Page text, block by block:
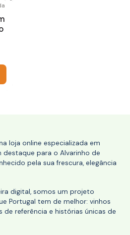
loja online especializada em
destaque para o Alvarinho de
pela sua frescura, elegância
digital, somos um projeto
Portugal tem de melhor: vinhos
referência e histórias únicas de